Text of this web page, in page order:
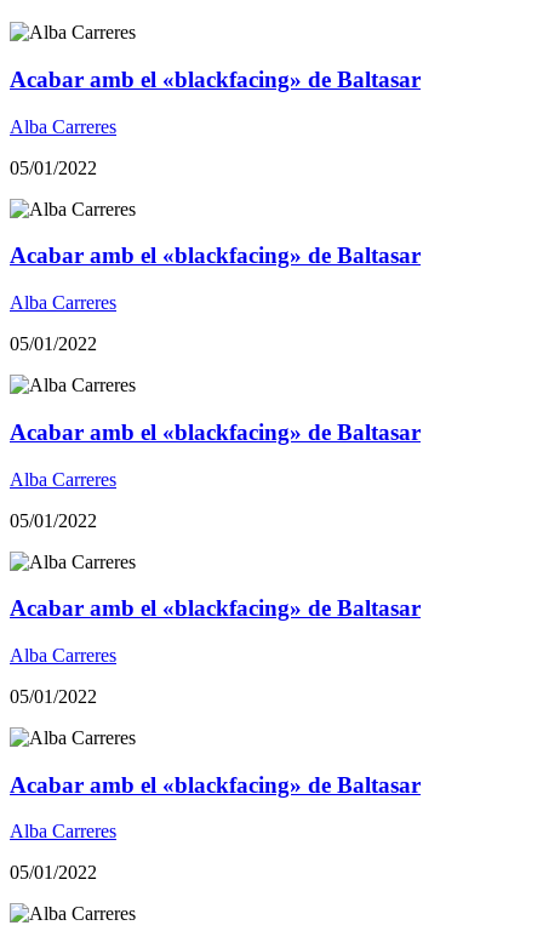
Acabar amb el «blackfacing» de Baltasar
Alba Carreres
05/01/2022
Acabar amb el «blackfacing» de Baltasar
Alba Carreres
05/01/2022
Acabar amb el «blackfacing» de Baltasar
Alba Carreres
05/01/2022
Acabar amb el «blackfacing» de Baltasar
Alba Carreres
05/01/2022
Acabar amb el «blackfacing» de Baltasar
Alba Carreres
05/01/2022